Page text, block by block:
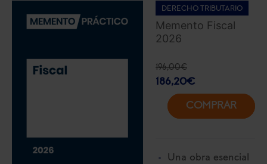
DERECHO TRIBUTARIO
Memento Fiscal
2026
196,00€
186,20€
COMPRAR
Una obra esencial